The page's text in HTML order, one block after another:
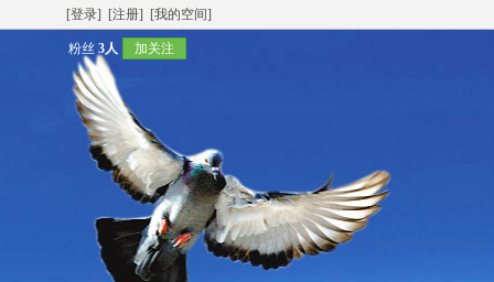
[登录] [注册] [我的空间]
粉丝 3人 加关注